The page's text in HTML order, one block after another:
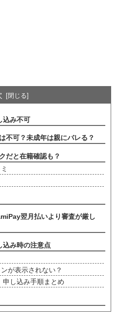
込み不可
不可？未成年は親にバレる？
だと在籍確認も？
翌月払いより審査が厳し
込み時の注意点
が表示されない？
申し込み手順まとめ